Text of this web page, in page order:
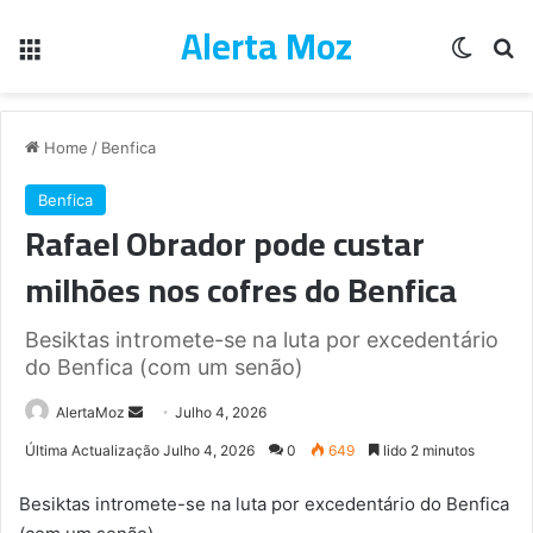
Alerta Moz
Home / Benfica
Benfica
Rafael Obrador pode custar
milhões nos cofres do Benfica
Besiktas intromete-se na luta por excedentário
do Benfica (com um senão)
AlertaMoz
SendJulho 4, 2026
Última Actualização Julho 4, 2026 0 649 lido 2 minutos
Besiktas intromete-se na luta por excedentário do Benfica